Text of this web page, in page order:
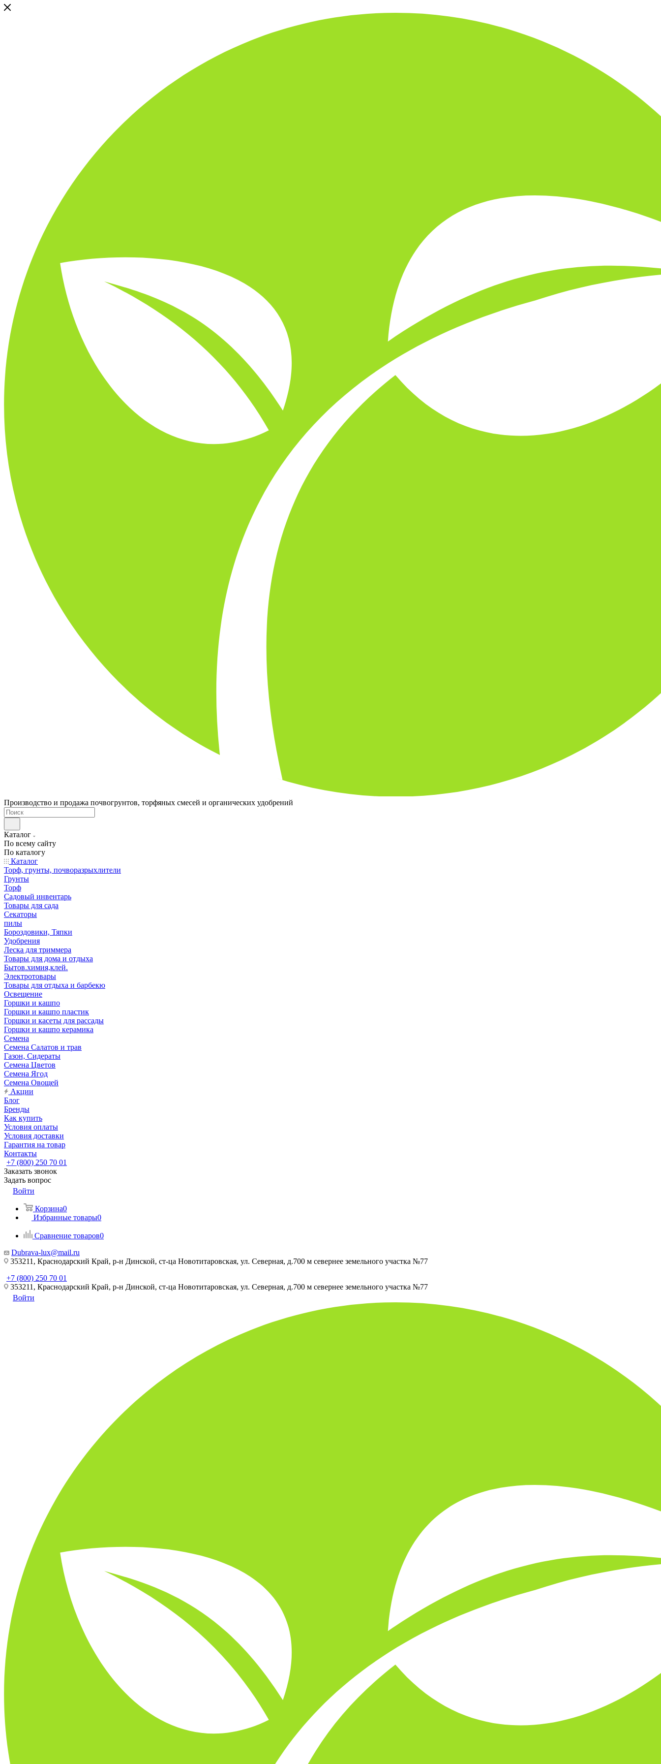
Производство и продажа почвогрунтов, торфяных смесей и органических удобрений
Каталог
По всему сайту
По каталогу
Каталог
Торф, грунты, почворазрыхлители
Грунты
Торф
Садовый инвентарь
Товары для сада
Секаторы
пилы
Бороздовики, Тяпки
Удобрения
Леска для триммера
Товары для дома и отдыха
Бытов.химия,клей.
Электротовары
Товары для отдыха и барбекю
Освещение
Горшки и кашпо
Горшки и кашпо пластик
Горшки и касеты для рассады
Горшки и кашпо керамика
Семена
Семена Салатов и трав
Газон, Сидераты
Семена Цветов
Семена Ягод
Семена Овощей
Акции
Блог
Бренды
Как купить
Условия оплаты
Условия доставки
Гарантия на товар
Контакты
+7 (800) 250 70 01
Заказать звонок
Задать вопрос
Войти
Корзина0
Избранные товары0
Сравнение товаров0
Dubrava-lux@mail.ru
353211, Краснодарский Край, р-н Динской, ст-ца Новотитаровская, ул. Северная, д.700 м севернее земельного участка №77
+7 (800) 250 70 01
353211, Краснодарский Край, р-н Динской, ст-ца Новотитаровская, ул. Северная, д.700 м севернее земельного участка №77
Войти